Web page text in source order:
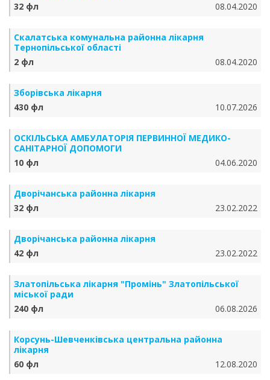
32 фл
08.04.2020
Скалатська комунальна районна лікарня
Тернопільської області
2 фл
08.04.2020
Зборівська лікарня
430 фл
10.07.2026
ОСКІЛЬСЬКА АМБУЛАТОРІЯ ПЕРВИННОЇ МЕДИКО-
САНІТАРНОЇ ДОПОМОГИ
10 фл
04.06.2020
Дворічанська районна лікарня
32 фл
23.02.2022
Дворічанська районна лікарня
42 фл
23.02.2022
Златопільська лікарня "Промінь" Златопільської
міської ради
240 фл
06.08.2026
Корсунь-Шевченківська центральна районна
лікарня
60 фл
12.08.2020